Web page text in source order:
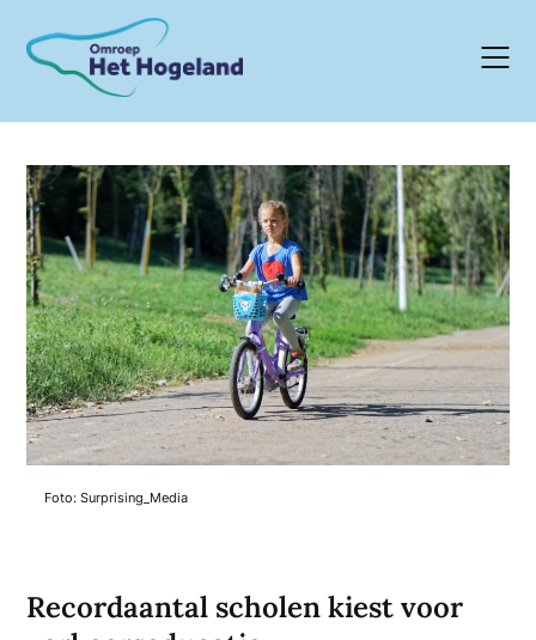
content
Foto: Surprising_Media
Recordaantal scholen kiest voor